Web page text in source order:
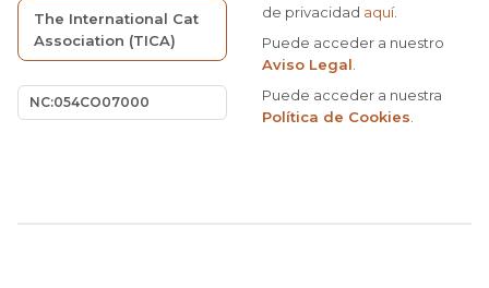
The International Cat
Association (TICA)
NC:054CO07000
de privacidad aquí.
Puede acceder a nuestro
Aviso Legal
Puede acceder a nuestra
Política de Cookies